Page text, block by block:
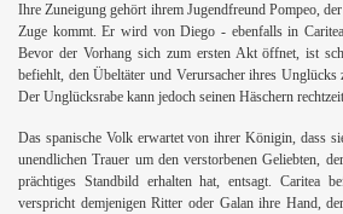
Ihre Zuneigung gehört ihrem Jugendfreund Pompeo,
Zuge kommt. Er wird von Diego - ebenfalls in
Bevor der Vorhang sich zum ersten Akt öffnet, ist
befiehlt, den Übeltäter und Verursacher ihres Unglücks
Der Unglücksrabe kann jedoch seinen Häschern
Das spanische Volk erwartet von ihrer Königin, dass
unendlichen Trauer um den verstorbenen Geliebten,
prächtiges Standbild erhalten hat, entsagt. Caritea
verspricht demjenigen Ritter oder Galan ihre Hand,